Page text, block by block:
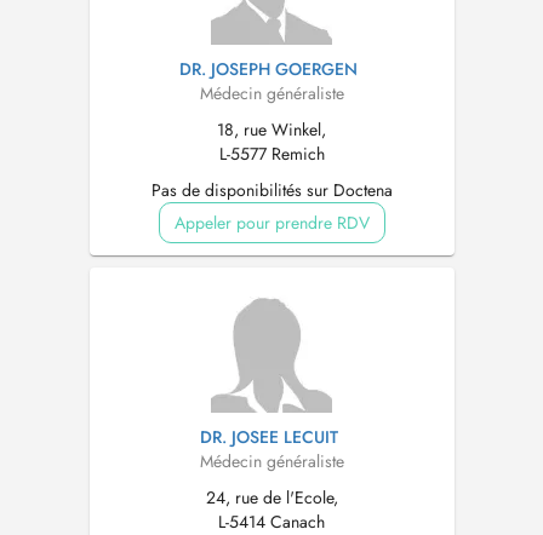
DR. JOSEPH GOERGEN
Médecin généraliste
18, rue Winkel,
L-5577 Remich
Pas de disponibilités sur Doctena
Appeler pour prendre RDV
DR. JOSEE LECUIT
Médecin généraliste
24, rue de l'Ecole,
L-5414 Canach